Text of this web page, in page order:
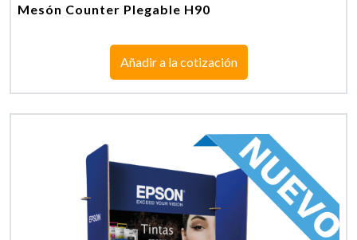
Mesón Counter Plegable H90
Añadir a la cotización